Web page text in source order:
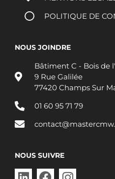
POLITIQUE DE
NOUS JOINDRE
Bâtiment C - Bois de
9 Rue Galilée
77420 Champs Sur
01 60 95 71 79
NOUS SUIVRE